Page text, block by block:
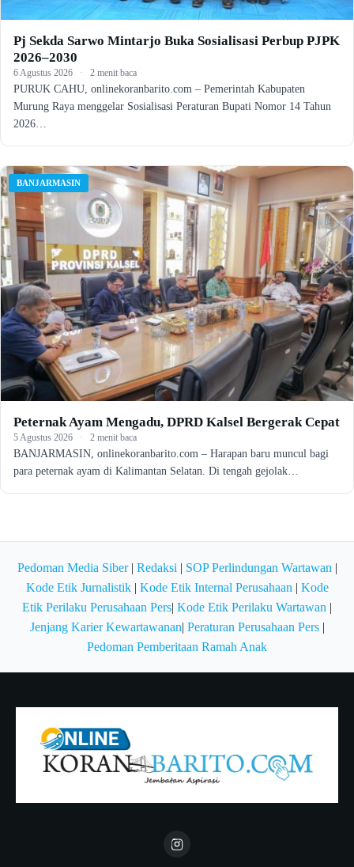
Pj Sekda Sarwo Mintarjo Buka Sosialisasi Perbup PJPK
2026–2030
6 Agustus 2026 · 2 menit baca
PURUK CAHU, onlinekoranbarito.com – Pemerintah Kabupaten
Murung Raya menggelar Sosialisasi Peraturan Bupati Nomor 14 Tahun
2026…
BANJARMASIN
Peternak Ayam Mengadu, DPRD Kalsel Bergerak Cepat
5 Agustus 2026 · 2 menit baca
BANJARMASIN, onlinekoranbarito.com – Harapan baru muncul bagi
para peternak ayam di Kalimantan Selatan. Di tengah gejolak…
Pedoman Media Siber| Redaksi | SOP Perlindungan Wartawan |
Kode Etik Jurnalistik| Kode Etik Internal Perusahaan | Kode
Etik Perilaku Perusahaan Pers| Kode Etik Perilaku Wartawan |
Jenjang Karier Kewartawanan| Peraturan Perusahaan Pers|
Pedoman Pemberitaan Ramah Anak